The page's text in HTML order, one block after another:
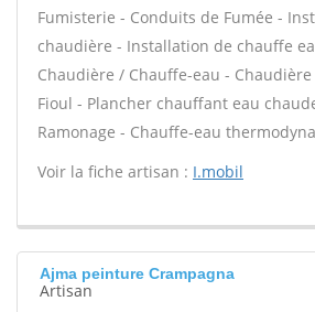
Fumisterie - Conduits de Fumée -
chaudière - Installation de chauffe
Chaudière / Chauffe-eau -
Fioul - Plancher chauffant eau
Ramonage - Chauffe-eau
Voir la fiche artisan : I.mobil
Ajma peinture Crampagna
Artisan